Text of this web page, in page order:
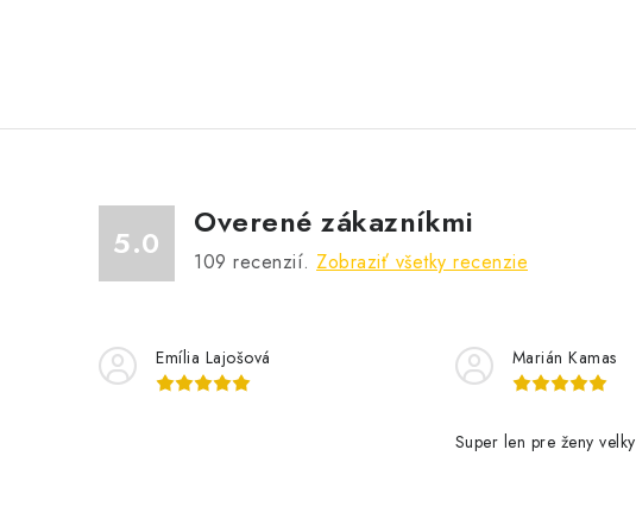
5.0
Overené zákazníkmi
109 recenzií. Zobraziť všetky recenzie
Emília Lajošová Marián Kamas
Super len pre ženy velky